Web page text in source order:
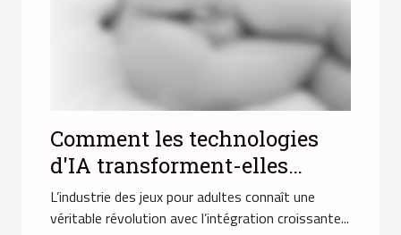
Comment les technologies
d'IA transforment-elles
l'industrie des jeux pour
adultes ?
L’industrie des jeux pour adultes connaît une
véritable révolution avec l’intégration croissante...